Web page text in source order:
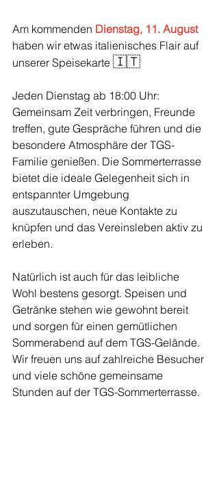
Am kommenden Dienstag, 11. August
haben wir etwas italienisches Flair auf
unserer Speisekarte 🇮🇹
Jeden Dienstag ab 18:00 Uhr:
Gemeinsam Zeit verbringen, Freunde
treffen, gute Gespräche führen und die
besondere Atmosphäre der TGS-
Familie genießen. Die Sommerterrasse
bietet die ideale Gelegenheit sich in
entspannter Umgebung
auszutauschen, neue Kontakte zu
knüpfen und das Vereinsleben aktiv zu
erleben.
Natürlich ist auch für das leibliche
Wohl bestens gesorgt. Speisen und
Getränke stehen wie gewohnt bereit
und sorgen für einen gemütlichen
Sommerabend auf dem TGS-Gelände.
Wir freuen uns auf zahlreiche Besucher
und viele schöne gemeinsame
Stunden auf der TGS-Sommerterrasse.